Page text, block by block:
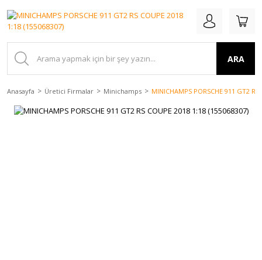
ARA
Anasayfa Üretici Firmalar Minichamps MINICHAMPS PORSCHE 911 GT2